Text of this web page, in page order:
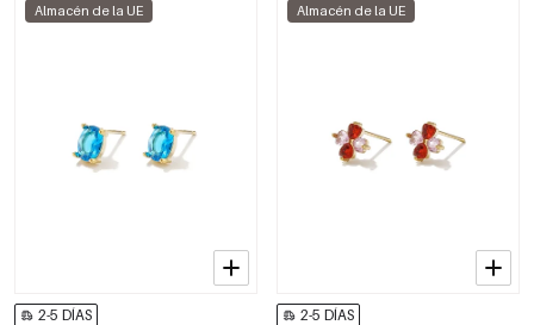
Almacén de la UE
2-5 DÍAS
Almacén de la UE
2-5 DÍAS